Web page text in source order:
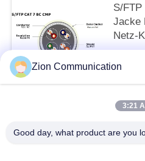
S/FTP
Jacke
Netz-
Zion Communication
3:21
Good day, what product are you